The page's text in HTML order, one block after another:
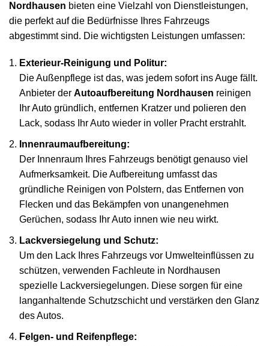
Nordhausen bieten eine Vielzahl von Dienstleistungen,
die perfekt auf die Bedürfnisse Ihres Fahrzeugs
abgestimmt sind. Die wichtigsten Leistungen umfassen:
Exterieur-Reinigung und Politur:
Die Außenpflege ist das, was jedem sofort ins Auge fällt.
Anbieter der Autoaufbereitung Nordhausen reinigen
Ihr Auto gründlich, entfernen Kratzer und polieren den
Lack, sodass Ihr Auto wieder in voller Pracht erstrahlt.
Innenraumaufbereitung:
Der Innenraum Ihres Fahrzeugs benötigt genauso viel
Aufmerksamkeit. Die Aufbereitung umfasst das
gründliche Reinigen von Polstern, das Entfernen von
Flecken und das Bekämpfen von unangenehmen
Gerüchen, sodass Ihr Auto innen wie neu wirkt.
Lackversiegelung und Schutz:
Um den Lack Ihres Fahrzeugs vor Umwelteinflüssen zu
schützen, verwenden Fachleute in Nordhausen
spezielle Lackversiegelungen. Diese sorgen für eine
langanhaltende Schutzschicht und verstärken den Glanz
des Autos.
Felgen- und Reifenpflege: